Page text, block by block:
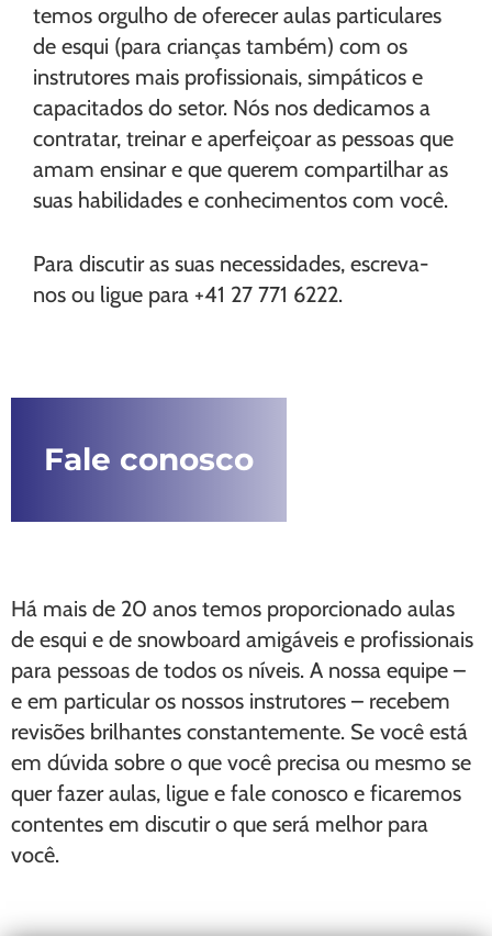
temos orgulho de oferecer aulas particulares
de esqui (para crianças também) com os
instrutores mais profissionais, simpáticos e
capacitados do setor. Nós nos dedicamos a
contratar, treinar e aperfeiçoar as pessoas que
amam ensinar e que querem compartilhar as
suas habilidades e conhecimentos com você.
Para discutir as suas necessidades, escreva-
nos ou ligue para +41 27 771 6222.
Fale conosco
Há mais de 20 anos temos proporcionado aulas
de esqui e de snowboard amigáveis e profissionais
para pessoas de todos os níveis. A nossa equipe –
e em particular os nossos instrutores – recebem
revisões brilhantes constantemente. Se você está
em dúvida sobre o que você precisa ou mesmo se
quer fazer aulas, ligue e fale conosco e ficaremos
contentes em discutir o que será melhor para
você.